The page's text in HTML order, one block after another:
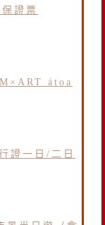
證票
átoa
證一日/二日